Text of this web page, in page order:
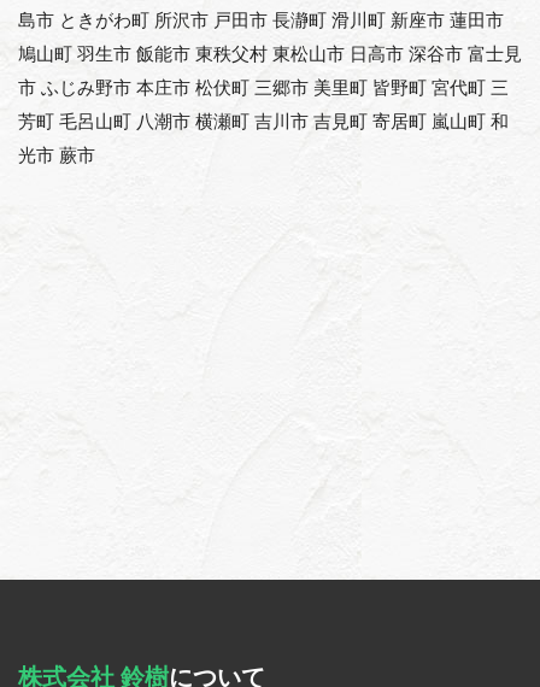
島市 ときがわ町 所沢市 戸田市 長瀞町 滑川町 新座市 蓮田市
鳩山町 羽生市 飯能市 東秩父村 東松山市 日高市 深谷市 富士見
市 ふじみ野市 本庄市 松伏町 三郷市 美里町 皆野町 宮代町 三
芳町 毛呂山町 八潮市 横瀬町 吉川市 吉見町 寄居町 嵐山町 和
光市 蕨市
株式会社 鈴樹について